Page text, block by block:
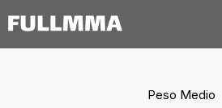
Peso Medio